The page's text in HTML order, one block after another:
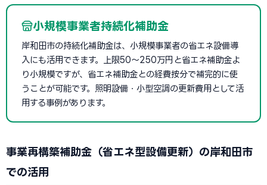
小規模事業者持続化補助金
岸和田市の持続化補助金は、小規模事業者の省エネ設備導
入にも活用できます。上限50〜250万円と省エネ補助金よ
り小規模ですが、省エネ補助金との経費按分で補完的に使
うことが可能です。照明設備・小型空調の更新費用として活
用する事例があります。
事業再構築補助金（省エネ型設備更新）の岸和田市
での活用